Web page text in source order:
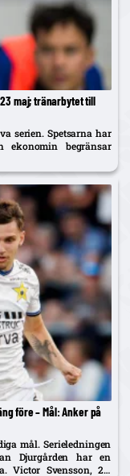
maj; tränarbytet till
serien. Spetsarna har
begränsar
före – Mål: Anker på
mål. Serieledningen
Djurgården har en
Victor Svensson, 20,